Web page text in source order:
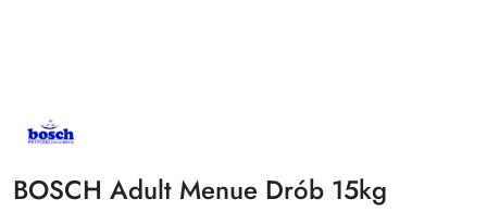
NAZWA
PRODUCENTA:
BOSCH
BOSCH Adult Menue Drób 15kg